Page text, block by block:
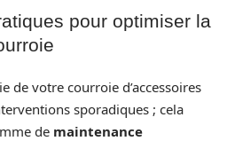
pour optimiser la
de votre courroie d’accessoires
sporadiques ; cela
de maintenance